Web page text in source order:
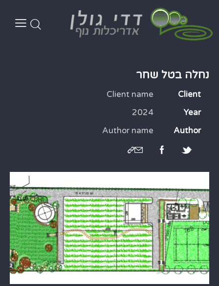
נחלה בטל שחר
Client
Client name
Year
2024
Author
Author name